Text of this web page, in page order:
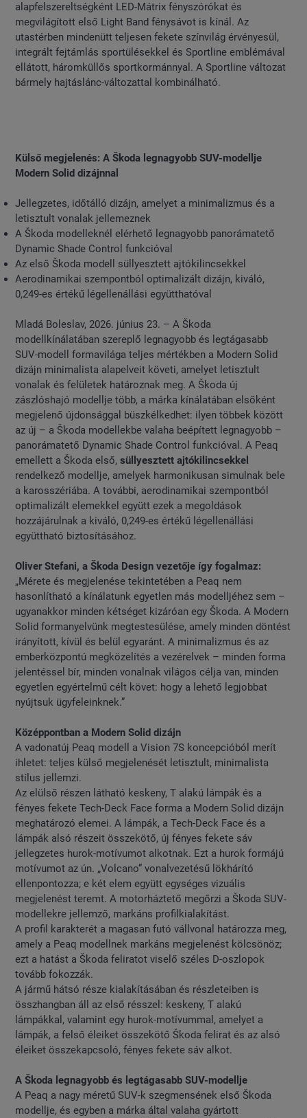
alapfelszereltségként LED-Mátrix fényszórókat és
megvilágított első Light Band fénysávot is kínál. Az
utastérben mindenütt teljesen fekete színvilág érvényesül,
integrált fejtámlás sportülésekkel és Sportline emblémával
ellátott, háromküllős sportkormánnyal. A Sportline változat
bármely hajtáslánc-változattal kombinálható.
Külső megjelenés: A Škoda legnagyobb SUV-modellje
Modern Solid dizájnnal
Jellegzetes, időtálló dizájn, amelyet a minimalizmus és a
letisztult vonalak jellemeznek
A Škoda modelleknél elérhető legnagyobb panorámatető
Dynamic Shade Control funkcióval
Az első Škoda modell süllyesztett ajtókilincsekkel
Aerodinamikai szempontból optimalizált dizájn, kiváló,
0,249-es értékű légellenállási együtthatóval
Mladá Boleslav, 2026. június 23. – A Škoda
modellkínálatában szereplő legnagyobb és legtágasabb
SUV-modell formavilága teljes mértékben a Modern Solid
dizájn minimalista alapelveit követi, amelyet letisztult
vonalak és felületek határoznak meg. A Škoda új
zászlóshajó modellje több, a márka kínálatában elsőként
megjelenő újdonsággal büszkélkedhet: ilyen többek között
az új – a Škoda modellekbe valaha beépített legnagyobb –
panorámatető Dynamic Shade Control funkcióval. A Peaq
emellett a Škoda első,süllyesztett ajtókilincsekkel
rendelkező modellje, amelyek harmonikusan simulnak bele
a karosszériába. A további, aerodinamikai szempontból
optimalizált elemekkel együtt ezek a megoldások
hozzájárulnak a kiváló, 0,249-es értékű légellenállási
együttható biztosításához.
Oliver Stefani, a Škoda Design vezetője így fogalmaz:
„Mérete és megjelenése tekintetében a Peaq nem
hasonlítható a kínálatunk egyetlen más modelljéhez sem –
ugyanakkor minden kétséget kizáróan egy Škoda. A Modern
Solid formanyelvünk megtestesülése, amely minden döntést
irányított, kívül és belül egyaránt. A minimalizmus és az
emberközpontú megközelítés a vezérelvek – minden forma
jelentéssel bír, minden vonalnak világos célja van, minden
egyetlen egyértelmű célt követ: hogy a lehető legjobbat
nyújtsuk ügyfeleinknek.”
Középpontban a Modern Solid dizájn
A vadonatúj Peaq modell a Vision 7S koncepcióból merít
ihletet: teljes külső megjelenését letisztult, minimalista
stílus jellemzi.
Az elülső részen látható keskeny, T alakú lámpák és a
fényes fekete Tech-Deck Face forma a Modern Solid dizájn
meghatározó elemei. A lámpák, a Tech-Deck Face és a
lámpák alsó részeit összekötő, új fényes fekete sáv
jellegzetes hurok-motívumot alkotnak. Ezt a hurok formájú
motívumot az ún. „Volcano” vonalvezetésű lökhárító
ellenpontozza; e két elem együtt egységes vizuális
megjelenést teremt. A motorháztető megőrzi a Škoda SUV-
modellekre jellemző, markáns profilkialakítást.
A profil karakterét a magasan futó vállvonal határozza meg,
amely a Peaq modellnek markáns megjelenést kölcsönöz;
ezt a hatást a Škoda feliratot viselő széles D-oszlopok
tovább fokozzák.
A jármű hátsó része kialakításában és részleteiben is
összhangban áll az első résszel: keskeny, T alakú
lámpákkal, valamint egy hurok-motívummal, amelyet a
lámpák, a felső éleiket összekötő Škoda felirat és az alsó
éleiket összekapcsoló, fényes fekete sáv alkot.
A Škoda legnagyobb és legtágasabb SUV-modellje
A Peaq a nagy méretű SUV-k szegmensének első Škoda
modellje, és egyben a márka által valaha gyártott